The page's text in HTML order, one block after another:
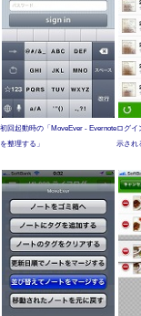
初回起動時の「MoveEver - Evernote
を整理する」
ログイ
示され